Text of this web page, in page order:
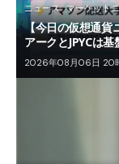
ニュース マーケット
【今日の仮想通貨
アークとJPYCは基
2026年08月06日 20